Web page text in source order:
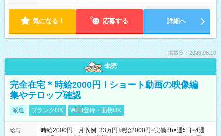
気になる！ 応募する 詳細へ
掲載日：2026.08.10
未読
完全在宅＊時給2000円！ショート動画の映像編
集やテロップ確認
派遣 ブランクOK WEB登録・面接OK
給与
時給2000円 月収例 33万円 時給2000円×実働8h×週5日×4週